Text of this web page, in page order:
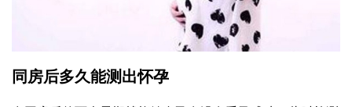
同房后多久能测出怀孕